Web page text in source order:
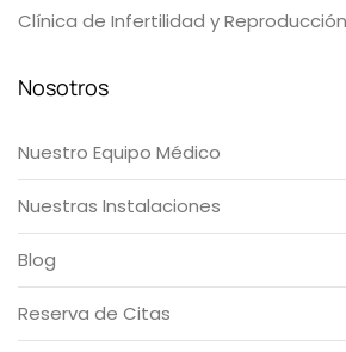
Clínica de Infertilidad y Reproducción
Nosotros
Nuestro Equipo Médico
Nuestras Instalaciones
Blog
Reserva de Citas